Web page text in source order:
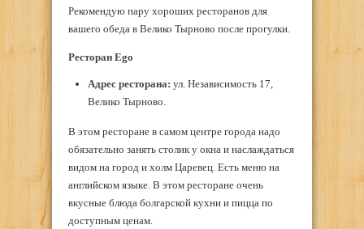
Рекомендую пару хороших ресторанов для
вашего обеда в Велико Тырново после прогулки.
Ресторан Ego
Адрес ресторана: ул. Независимость 17,
Велико Тырново.
В этом ресторане в самом центре города надо
обязательно занять столик у окна и наслаждаться
видом на город и холм Царевец. Есть меню на
английском языке. В этом ресторане очень
вкусные блюда болгарской кухни и пицца по
доступным ценам.